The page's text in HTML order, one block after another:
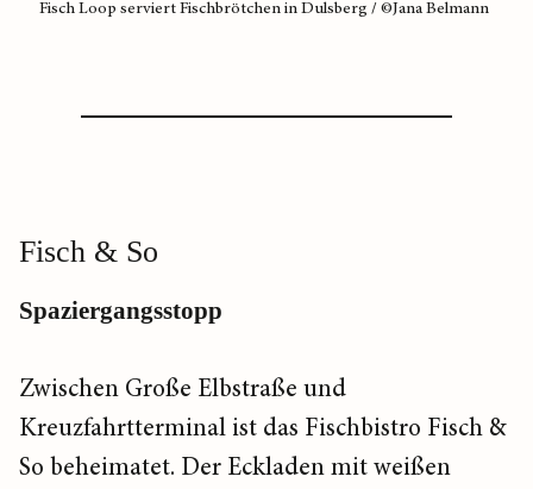
Fisch Loop serviert Fischbrötchen in Dulsberg / ©Jana Belmann
Fisch & So
Spaziergangsstopp
Zwischen Große Elbstraße und
Kreuzfahrtterminal ist das Fischbistro Fisch &
So beheimatet. Der Eckladen mit weißen